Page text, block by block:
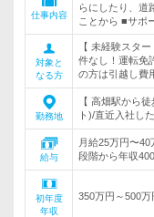
仕事内容
らにしたり、
ことから ■サポ
対象と
なる方
【 未経験スタ
件なし！運転免
の方は引越し費
勤務地
【 高畑駅から
ト)/直近入社し
給与
月給25万円〜
段階から年収
初年度
年収
350万円～500万